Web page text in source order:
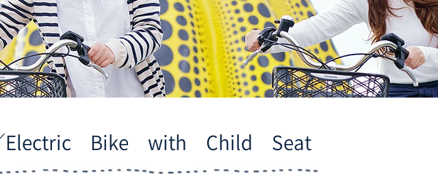
／Electric Bike with Child Seat